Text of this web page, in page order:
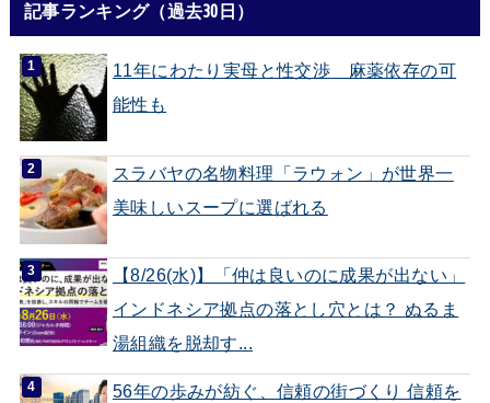
記事ランキング（過去30日）
11年にわたり実母と性交渉 麻薬依存の可
能性も
スラバヤの名物料理「ラウォン」が世界一
美味しいスープに選ばれる
【8/26(水)】「仲は良いのに成果が出ない」
インドネシア拠点の落とし穴とは？ ぬるま
湯組織を脱却す...
56年の歩みが紡ぐ、信頼の街づくり 信頼を